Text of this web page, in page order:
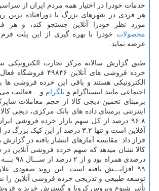
خدمات خودرا در اختیار همه مردم ایران از
هر فردی در شهرهای بزرگ یا دورافتاده ترین
مورد نظر خودرا آنلاین جستجو کند، و هر
محصولات خودرا با بهره گیری از این پلت
عرضه نماید.
خرده فروشی های آنلاین
الکترونیکی هستند و باقی این خرده فروشی ها
اجتماعی مانند اینستاگرام و تلگرام و... فعالیت می
برمبنای تخمین دیجی کالا از حجم معاملات
اینترنتی برمبنای داده های بانک مرکزی، دیجی
۹۶.۸ درصد از کل سهم بازار خرده فروشی
آفلاین است و تنها ۳.۲ درصد از این کیک
۹۹ افزایـــش یافته است. این روند صعودی
توسعه طبیعی و تدریجی خرده فروشی آنلاین را
تأثیر شیوع ویروس کرونا و گسترش خرید و فروش